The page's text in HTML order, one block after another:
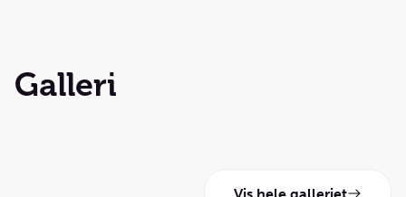
Galleri